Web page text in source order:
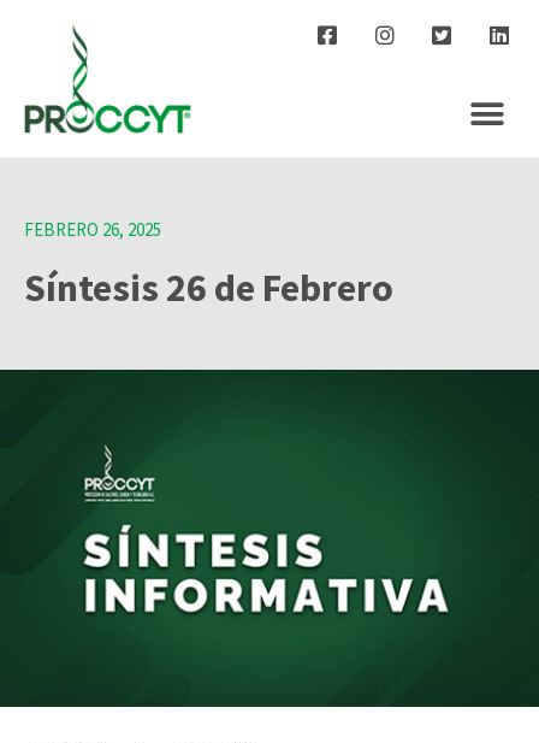
FEBRERO 26, 2025
Síntesis 26 de Febrero